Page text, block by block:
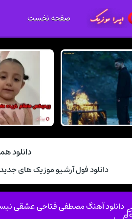
صفحه نخست
دانلود
دانلود فول آرشیو موزیک های
دانلود آهنگ مصطفی فتاحی عشقی